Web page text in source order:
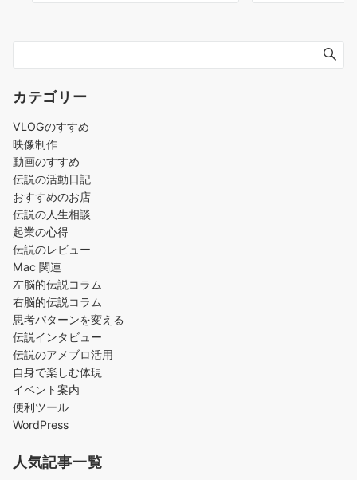
カテゴリー
VLOGのすすめ
映像制作
動画のすすめ
伝説の活動日記
おすすめのお店
伝説の人生相談
起業の心得
伝説のレビュー
Mac 関連
左脳的伝説コラム
右脳的伝説コラム
思考パターンを変える
伝説インタビュー
伝説のアメブロ活用
自身で楽しむ体現
イベント案内
便利ツール
WordPress
人気記事一覧